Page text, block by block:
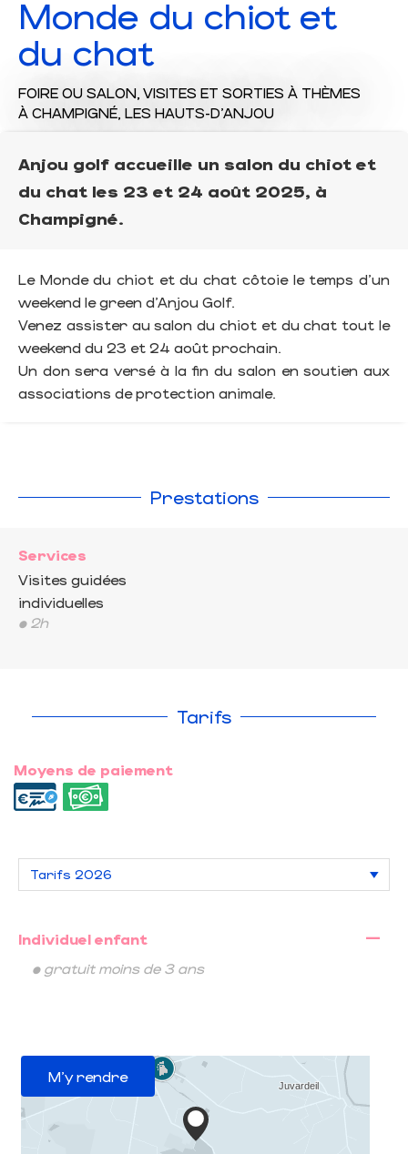
Monde du chiot et
du chat
FOIRE OU SALON, VISITES ET SORTIES À THÈMES
À CHAMPIGNÉ, LES HAUTS-D'ANJOU
Anjou golf accueille un salon du chiot et
du chat les 23 et 24 août 2025, à
Champigné.
Le Monde du chiot et du chat côtoie le temps d'un
weekend le green d'Anjou Golf.
Venez assister au salon du chiot et du chat tout le
weekend du 23 et 24 août prochain.
Un don sera versé à la fin du salon en soutien aux
associations de protection animale.
Prestations
Services
Visites guidées
individuelles
• 2h
Tarifs
Moyens de paiement
Individuel enfant
—
• gratuit moins de 3 ans
M'y rendre